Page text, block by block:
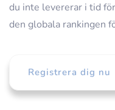
du inte levererar i tid
den globala rankingen
Registrera dig nu